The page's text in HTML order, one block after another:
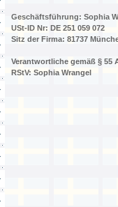
Geschäftsführung: Sophia
USt-ID Nr: DE 251 059 072
Sitz der Firma: 81737
Verantwortliche gemäß § 55
RStV: Sophia Wrangel